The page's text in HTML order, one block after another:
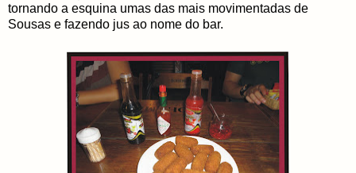
tornando a esquina umas das mais movimentadas de
Sousas e fazendo jus ao nome do bar.